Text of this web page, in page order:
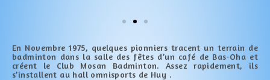
En Novembre 1975, quelques pionniers tracent un terrain de
badminton dans la salle des fêtes d’un café de Bas-Oha et
créent le Club Mosan Badminton. Assez rapidement, ils
s’installent au hall omnisports de Huy .